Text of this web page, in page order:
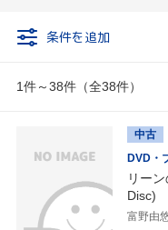
条件を追加
1件～38件（全38件）
中古
DVD・
リー
Disc)